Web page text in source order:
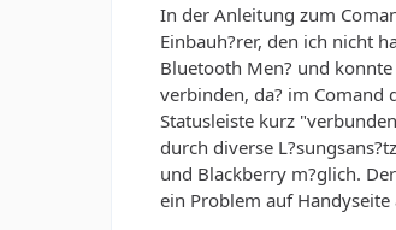
In der Anleitung zum
Einbauh?rer, den ich nicht
Bluetooth Men? und
verbinden, da? im Comand
Statusleiste kurz
durch diverse
und Blackberry m?glich.
ein Problem auf